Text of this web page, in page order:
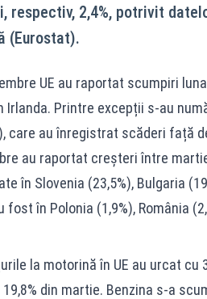
respectiv, 2,4%, potrivit
(Eurostat).
UE au raportat scumpiri
Irlanda. Printre excepții s-au
care au înregistrat scăderi față
au raportat creșteri între
în Slovenia (23,5%), Bulgaria
în Polonia (1,9%), România
la motorină în UE au urcat cu
din martie. Benzina s-a